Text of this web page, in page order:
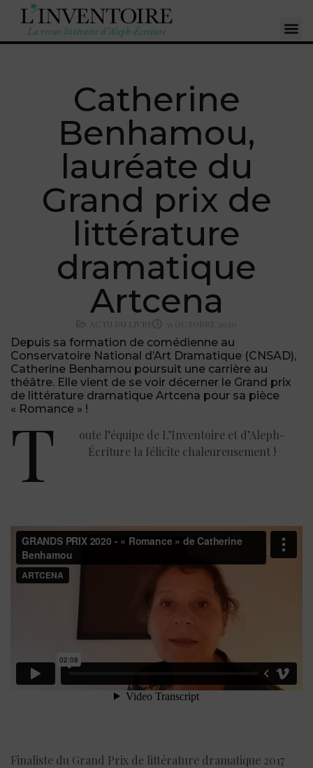
Catherine
Benhamou,
lauréate du
Grand prix de
littérature
dramatique
Artcena
ACTU DU LIVRE 31 OCTOBRE 2020
Depuis sa formation de comédienne au
Conservatoire National d’Art Dramatique (CNSAD),
Catherine Benhamou poursuit une carrière au
théâtre. Elle vient de se voir décerner le Grand prix
de littérature dramatique Artcena pour sa pièce
« Romance » !
T
oute l’équipe de L’Inventoire et d’Aleph-
Écriture la félicite chaleureusement !
Finaliste du Grand Prix de littérature dramatique 2017